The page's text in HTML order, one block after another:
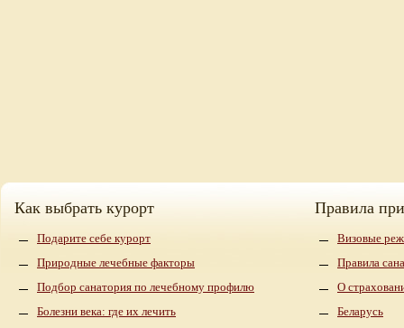
Как выбрать курорт
Подарите себе курорт
Природные лечебные факторы
Подбор санатория по лечебному профилю
Болезни века: где их лечить
Правила
Визовые
Правила
О
Беларусь